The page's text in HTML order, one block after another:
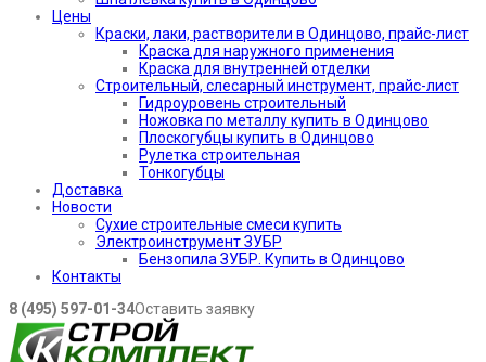
Цены
Краски, лаки, растворители в Одинцово, прайс-лист
Краска для наружного применения
Краска для внутренней отделки
Строительный, слесарный инструмент, прайс-лист
Гидроуровень строительный
Ножовка по металлу купить в Одинцово
Плоскогубцы купить в Одинцово
Рулетка строительная
Тонкогубцы
Доставка
Новости
Сухие строительные смеси купить
Электроинструмент ЗУБР
Бензопила ЗУБР. Купить в Одинцово
Контакты
8 (495) 597-01-34Оставить заявку